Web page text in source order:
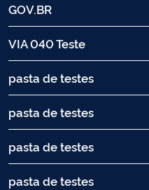
GOV.BR
VIA 040 Teste
pasta de testes
pasta de testes
pasta de testes
pasta de testes